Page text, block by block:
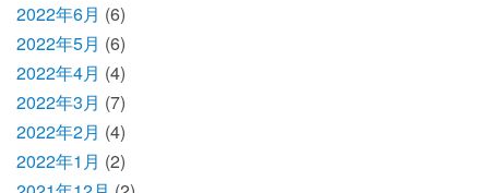
2022年6月 (6)
2022年5月 (6)
2022年4月 (4)
2022年3月 (7)
2022年2月 (4)
2022年1月 (2)